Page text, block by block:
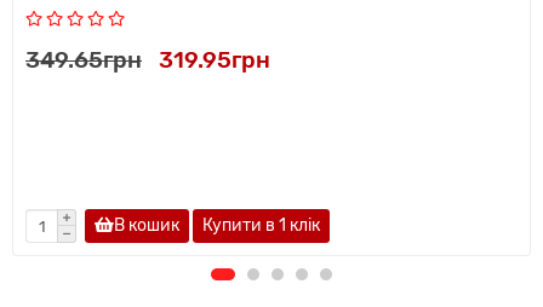
349.65грн 319.95грн
В кошик Купити в 1 клiк